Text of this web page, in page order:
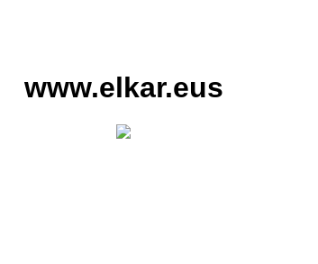
www.elkar.eus